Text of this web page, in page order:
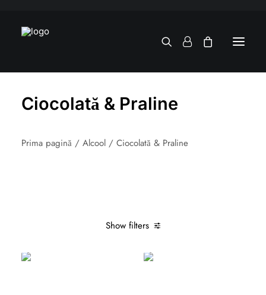
Ciocolată & Praline
Prima pagină Alcool Ciocolată & Praline
Show filters